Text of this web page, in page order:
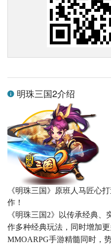
明珠三国2介绍
《明珠三国》原班人马匠心
作！
《明珠三国2》以传承经典
作多种经典玩法，同时增加
MMOARPG手游精髓同时，